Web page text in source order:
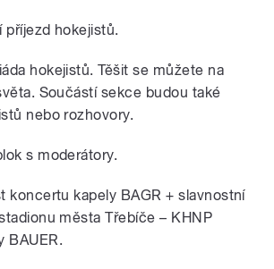
příjezd hokejistů.
hokejistů. Těšit se můžete na
Součástí sekce budou také
nebo rozhovory.
s moderátory.
koncertu kapely BAGR + slavnostní
města Třebíče – KHNP
BAUER.